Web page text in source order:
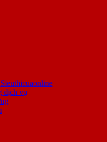
dịch vụ